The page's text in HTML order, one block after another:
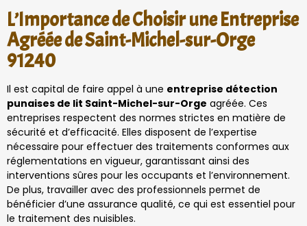
L’Importance de Choisir une Entreprise
Agréée de Saint-Michel-sur-Orge
91240
Il est capital de faire appel à une entreprise détection
punaises de lit Saint-Michel-sur-Orge agréée. Ces
entreprises respectent des normes strictes en matière de
sécurité et d’efficacité. Elles disposent de l’expertise
nécessaire pour effectuer des traitements conformes aux
réglementations en vigueur, garantissant ainsi des
interventions sûres pour les occupants et l’environnement.
De plus, travailler avec des professionnels permet de
bénéficier d’une assurance qualité, ce qui est essentiel pour
le traitement des nuisibles.